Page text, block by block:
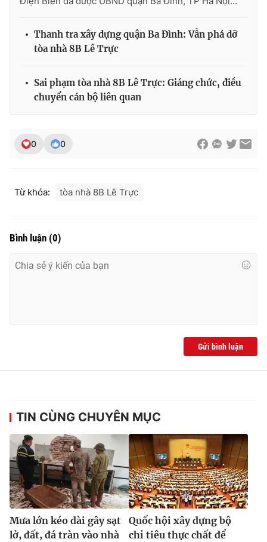
Cơ quan chủ quản:
cấp ngày 29/12/2023
Nguyễn Trọng Ninh
Ðiện thoại Thời báo VTV:
® Cấm sao chép dưới mọi hình thức nếu không có sự chấp
thuận bằng văn bản. Ghi rõ nguồn VTV.vn khi phát hành lại
thông tin từ website này.
Thanh tra xây dựng quận Ba Đình: Vẫn phá dỡ
tòa nhà 8B Lê Trực
Sai phạm tòa nhà 8B Lê Trực: Giáng chức, điều
chuyển cán bộ liên quan
0 0
Từ khóa: tòa nhà 8B Lê Trực
Bình luận (0)
Gửi bình luận
TIN CÙNG CHUYÊN MỤC
Mưa lớn kéo dài gây sạt
lở, đất, đá tràn vào nhà
Quốc hội xây dựng bộ
chỉ tiêu thực chất để